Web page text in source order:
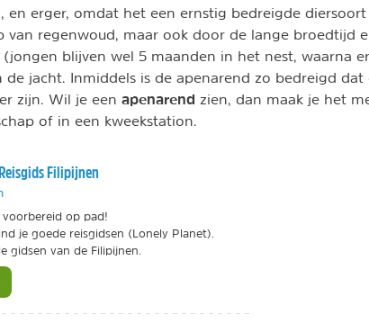
en erger, omdat het een ernstig bedreigde
van regenwoud, maar ook door de lange broedtijd
blijven wel 5 maanden in het nest, waarna
jacht. Inmiddels is de apenarend zo bedreigd dat
zijn. Wil je een apenarend zien, dan maak je het
of in een kweekstation.
Filipijnen
voorbereid op pad!
je goede reisgidsen (Lonely Planet).
gidsen van de Filipijnen.